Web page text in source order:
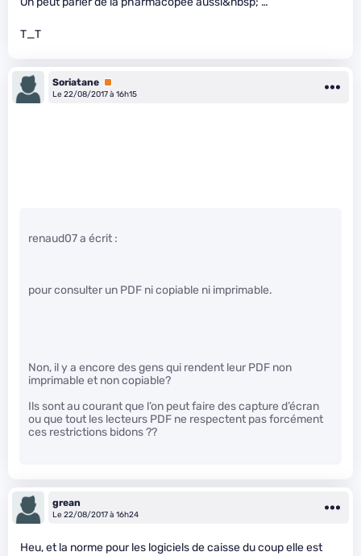
T_T
Soriatane Premium
Le 22/08/2017 à 16h15
renaud07 a écrit :
pour consulter un PDF ni copiable ni imprimable.
Non, il y a encore des gens qui rendent leur PDF non
imprimable et non copiable?
Ils sont au courant que l’on peut faire des capture d’écran
ou que tout les lecteurs PDF ne respectent pas forcément
ces restrictions bidons ??
grean
Le 22/08/2017 à 16h24
Heu, et la norme pour les logiciels de caisse du coup elle est